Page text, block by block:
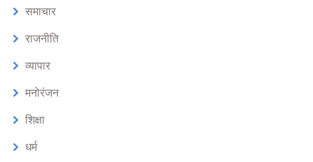
समाचार
राजनीति
व्यापार
मनोरंजन
शिक्षा
धर्म